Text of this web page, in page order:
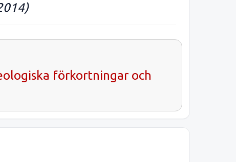
förkortningar och